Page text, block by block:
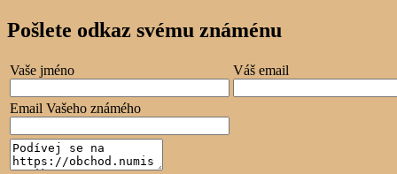
Pošlete odkaz svému známénu
Vaše jméno Váš email
Email Vašeho známého